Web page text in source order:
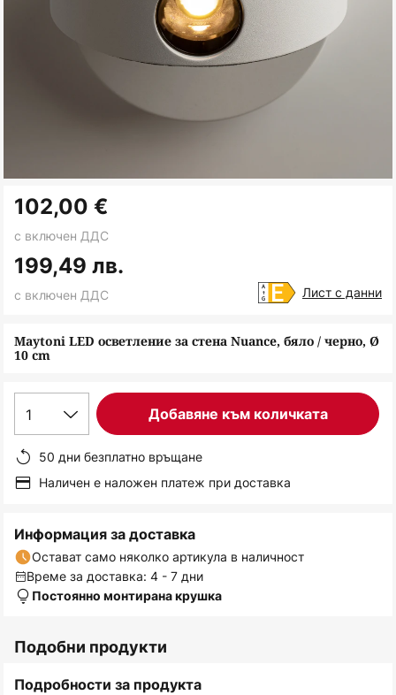
към
началото
на
галерия
със
Maytoni LED осветление за стена Nuance, бяло / черно, Ø
10 cm
102,00 €
199,49 лв.
с включен ДДС
с включен ДДС Лист с данни
1 Добавяне към количката
50 дни безплатно връщане
Наличен е наложен платеж при доставка
Информация за доставка
Остават само няколко артикула в наличност
Време за доставка: 4 - 7 дни
Постоянно монтирана крушка
Подобни продукти
Подробности за продукта